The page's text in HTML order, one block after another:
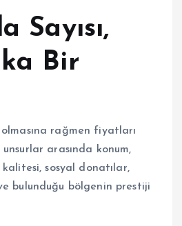
Sayısı,
Bir
rağmen fiyatları
arasında konum,
kalitesi, sosyal donatılar,
bulunduğu bölgenin prestiji